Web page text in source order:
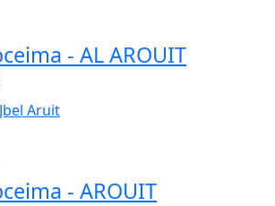
- AL AROUIT
Aruit
- AROUIT